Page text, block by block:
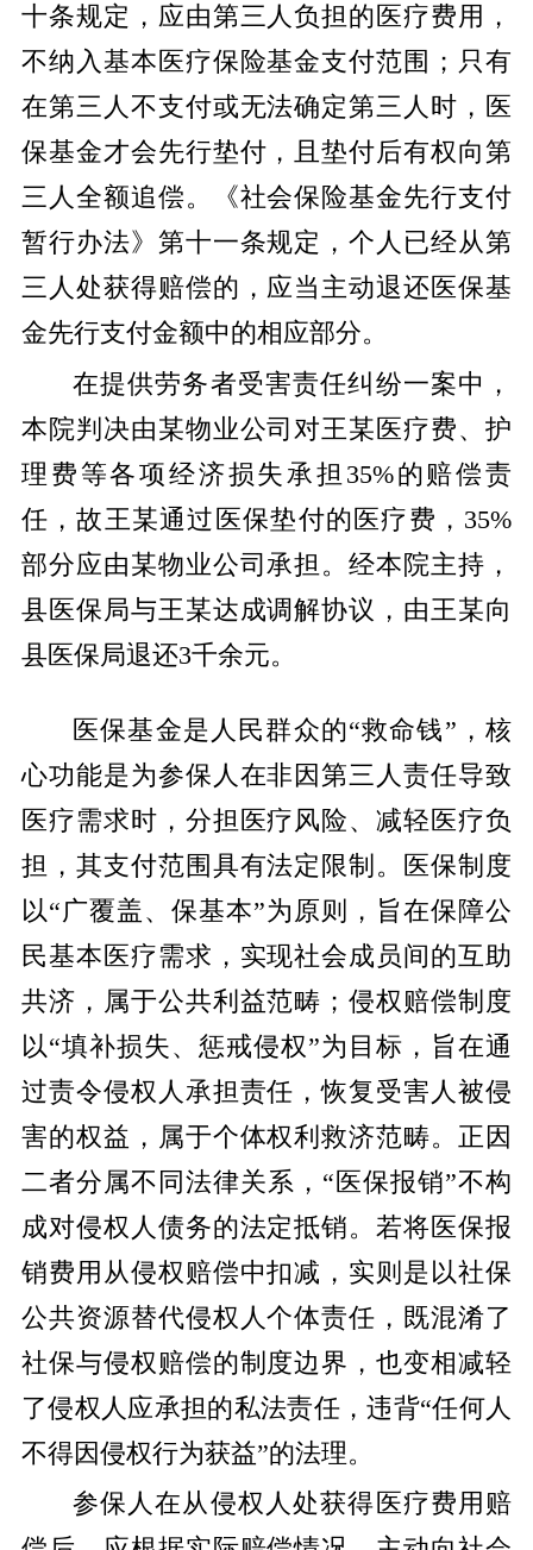
十条规定，应由第三人负担的医疗费用，
不纳入基本医疗保险基金支付范围；只有
在第三人不支付或无法确定第三人时，医
保基金才会先行垫付，且垫付后有权向第
三人全额追偿。《社会保险基金先行支付
暂行办法》第十一条规定，个人已经从第
三人处获得赔偿的，应当主动退还医保基
金先行支付金额中的相应部分。
在提供劳务者受害责任纠纷一案中，
本院判决由某物业公司对王某医疗费、护
理费等各项经济损失承担35%的赔偿责
任，故王某通过医保垫付的医疗费，35%
部分应由某物业公司承担。经本院主持，
县医保局与王某达成调解协议，由王某向
县医保局退还3千余元。
医保基金是人民群众的“救命钱”，核
心功能是为参保人在非因第三人责任导致
医疗需求时，分担医疗风险、减轻医疗负
担，其支付范围具有法定限制。医保制度
以“广覆盖、保基本”为原则，旨在保障公
民基本医疗需求，实现社会成员间的互助
共济，属于公共利益范畴；侵权赔偿制度
以“填补损失、惩戒侵权”为目标，旨在通
过责令侵权人承担责任，恢复受害人被侵
害的权益，属于个体权利救济范畴。正因
二者分属不同法律关系，“医保报销”不构
成对侵权人债务的法定抵销。若将医保报
销费用从侵权赔偿中扣减，实则是以社保
公共资源替代侵权人个体责任，既混淆了
社保与侵权赔偿的制度边界，也变相减轻
了侵权人应承担的私法责任，违背“任何人
不得因侵权行为获益”的法理。
参保人在从侵权人处获得医疗费用赔